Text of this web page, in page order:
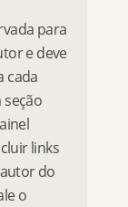
para
e deve
cada
links
do
o